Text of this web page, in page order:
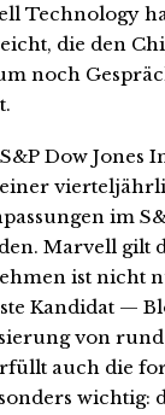
Technology
die den
noch
Dow Jones
im
Marvell gilt
ist nicht
Kandidat —
von
auch die
wichtig: